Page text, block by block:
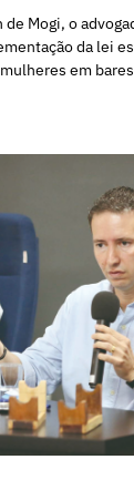
Mogi, o
da lei
em